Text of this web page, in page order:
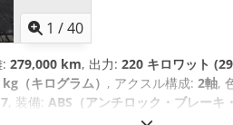
1 /40
279,000 km, 出力: 220 キロワット
（キログラム） , アクスル構成: 2軸,
, 装備: ABS（アンチロック・ブレーキ